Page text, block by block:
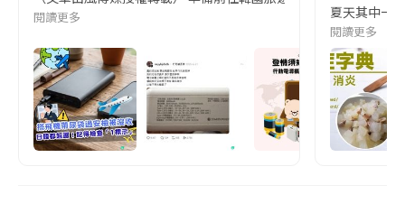
閱讀更多
夏天其中一
閱讀更多